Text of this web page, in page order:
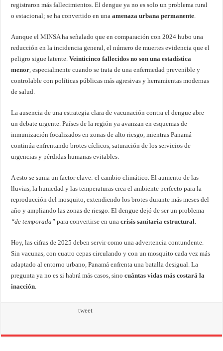
registraron más fallecimientos. El dengue ya no es solo un problema rural
o estacional; se ha convertido en unaamenaza urbana permanente.
Aunque el MINSA ha señalado que en comparación con 2024 hubo una
reducción en la incidencia general, el número de muertes evidencia que el
peligro sigue latente.Veinticinco fallecidos no son una estadística
menor, especialmente cuando se trata de una enfermedad prevenible y
controlable con políticas públicas más agresivas y herramientas modernas
de salud.
La ausencia de una estrategia clara de vacunación contra el dengue abre
un debate urgente. Países de la región ya avanzan en esquemas de
inmunización focalizados en zonas de alto riesgo, mientras Panamá
continúa enfrentando brotes cíclicos, saturación de los servicios de
urgencias y pérdidas humanas evitables.
A esto se suma un factor clave: el cambio climático. El aumento de las
lluvias, la humedad y las temperaturas crea el ambiente perfecto para la
reproducción del mosquito, extendiendo los brotes durante más meses del
año y ampliando las zonas de riesgo. El dengue dejó de ser un problema
“de temporada” para convertirse en unacrisis sanitaria estructural.
Hoy, las cifras de 2025 deben servir como una advertencia contundente.
Sin vacunas, con cuatro cepas circulando y con un mosquito cada vez más
adaptado al entorno urbano, Panamá enfrenta una batalla desigual. La
pregunta ya no es si habrá más casos, sinocuántas vidas más costará la
inacción.
tweet